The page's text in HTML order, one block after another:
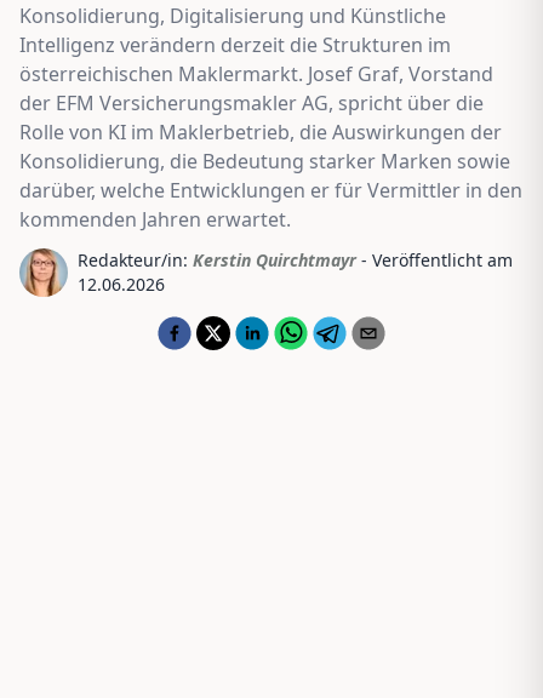
Konsolidierung, Digitalisierung und Künstliche
Intelligenz verändern derzeit die Strukturen im
österreichischen Maklermarkt. Josef Graf, Vorstand
der EFM Versicherungsmakler AG, spricht über die
Rolle von KI im Maklerbetrieb, die Auswirkungen der
Konsolidierung, die Bedeutung starker Marken sowie
darüber, welche Entwicklungen er für Vermittler in den
kommenden Jahren erwartet.
Redakteur/in: Kerstin Quirchtmayr - Veröffentlicht am
12.06.2026